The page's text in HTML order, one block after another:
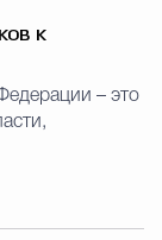
к
– это